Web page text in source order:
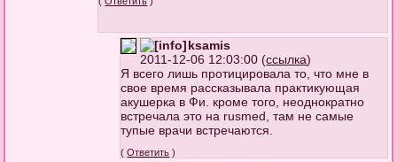
ksamis
2011-12-06 12:03:00 (ссылка)
Я всего лишь протицировала то, что мне в
свое время рассказывала практикующая
акушерка в Фи. кроме того, неоднократно
встречала это на rusmed, там не самые
тупые врачи встречаются.
(Ответить )